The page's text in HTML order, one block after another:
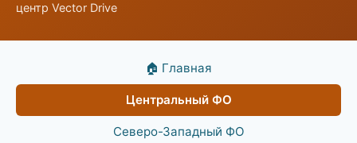
центр Vector Drive
🏠 Главная
Центральный ФО
Северо-Западный ФО